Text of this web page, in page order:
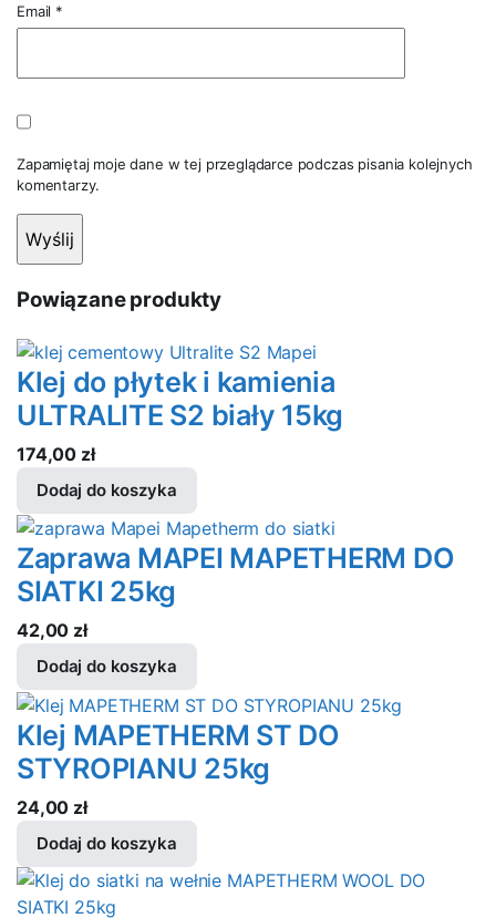
Email *
Zapamiętaj moje dane w tej przeglądarce podczas pisania kolejnych
komentarzy.
Powiązane produkty
Klej do płytek i kamienia
ULTRALITE S2 biały 15kg
174,00 zł
Dodaj do koszyka
Zaprawa MAPEI MAPETHERM DO
SIATKI 25kg
42,00 zł
Dodaj do koszyka
Klej MAPETHERM ST DO
STYROPIANU 25kg
24,00 zł
Dodaj do koszyka